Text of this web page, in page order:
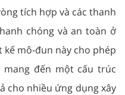
tích hợp và các thanh
chóng và an toàn ở
kế mô-đun này cho phép
đến một cấu trúc
cho nhiều ứng dụng xây